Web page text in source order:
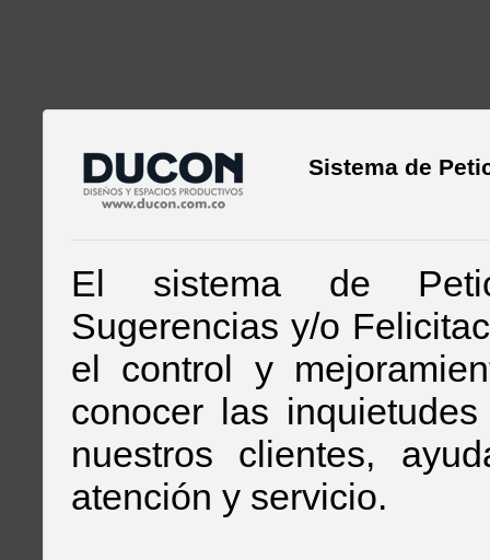
Sistema de
El sistema de
Sugerencias y/o
el control y
conocer las
nuestros clientes,
atención y servicio.